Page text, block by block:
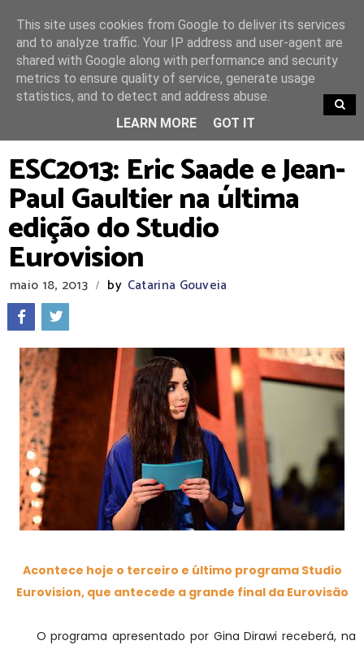
TRENDING
ESC2013: Eric Saade e Jean-
Paul Gaultier na última
edição do Studio
Eurovision
maio 18, 2013 / by Catarina Gouveia
Acontece hoje o terceiro e último programa Studio
Eurovision, que antecede a grande final da Eurovisão
O programa apresentado por Gina Dirawi receberá, na
This site uses cookies from Google to deliver its services
and to analyze traffic. Your IP address and user-agent are
shared with Google along with performance and security
metrics to ensure quality of service, generate usage
statistics, and to detect and address abuse.
LEARN MORE
GOT IT